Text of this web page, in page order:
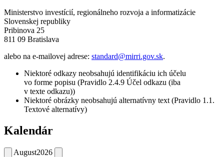
Ministerstvo investícií, regionálneho rozvoja a informatizácie
Slovenskej republiky
Pribinova 25
811 09 Bratislava
alebo na e-mailovej adrese: standard@mirri.gov.sk.
Niektoré odkazy neobsahujú identifikáciu ich účelu
vo forme popisu (Pravidlo 2.4.9 Účel odkazu (iba
v texte odkazu))
Niektoré obrázky neobsahujú alternatívny text (Pravidlo 1.1.
Textové alternatívy)
Kalendár
August2026